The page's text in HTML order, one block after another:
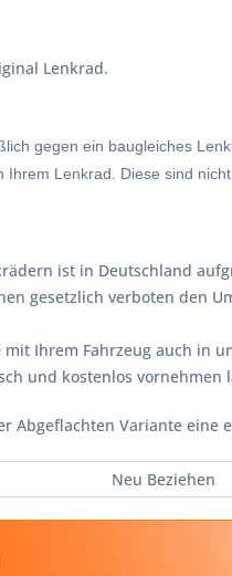
Lenkrad.
gegen ein baugleiches
Lenkrad. Diese sind
ist in Deutschland
gesetzlich verboten den
Ihrem Fahrzeug auch in
und kostenlos vornehmen
Abgeflachten Variante
Neu Beziehen